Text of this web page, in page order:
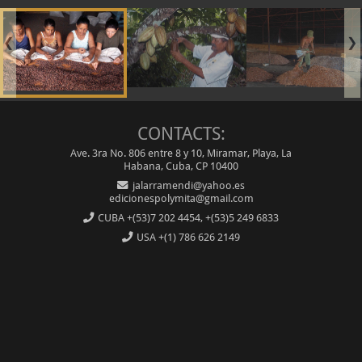
❮ ❯
CONTACTS:
Ave. 3ra No. 806 entre 8 y 10, Miramar, Playa, La
Habana, Cuba, CP 10400
jalarramendi@yahoo.es
edicionespolymita@gmail.com
CUBA+(53)7 202 4454, +(53)5 249 6833
USA+(1) 786 626 2149